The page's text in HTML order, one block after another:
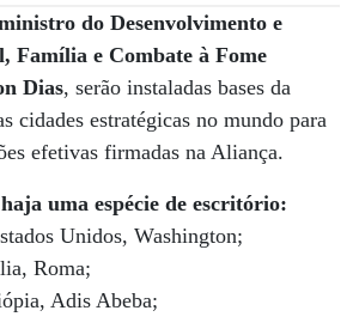
do Desenvolvimento e
Família e Combate à Fome
Dias, serão instaladas bases da
cidades estratégicas no mundo para
efetivas firmadas na Aliança.
uma espécie de escritório:
Unidos, Washington;
Roma;
Adis Abeba;